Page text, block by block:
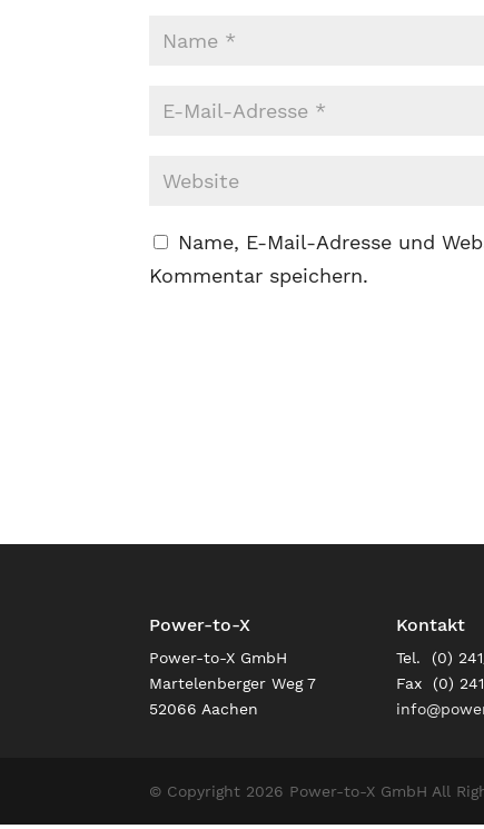
Name, E-Mail-Adresse und
Kommentar speichern.
Power-to-X
Power-to-X GmbH
Martelenberger Weg 7
52066 Aachen
Kontakt
Tel. (0)
Fax (0)
© Copyright 2026 Power-to-X GmbH All